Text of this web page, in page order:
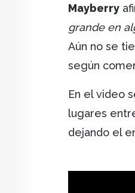
Mayberry
grande en
Aún no se
según
En el video
lugares
dejando el